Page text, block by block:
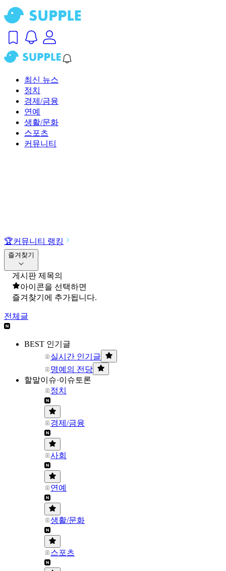
최신 뉴스
정치
경제/금융
연예
생활/문화
스포츠
커뮤니티
🏆커뮤니티 랭킹
즐겨찾기
게시판 제목의
아이콘을 선택하면
즐겨찾기에 추가됩니다.
전체글
BEST 인기글
실시간 인기글
명예의 전당
할말이슈·이슈토론
정치
경제/금융
사회
연예
생활/문화
스포츠